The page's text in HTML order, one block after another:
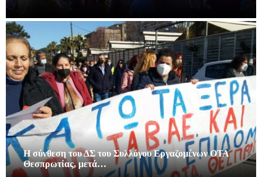
Η σύνθεση του ΔΣ του Συλλόγου Εργαζομένων ΟΤΑ
Θεσπρωτίας, μετά…